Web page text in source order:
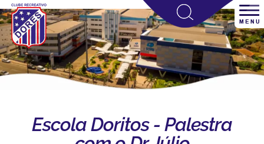
Escola Doritos - Palestra